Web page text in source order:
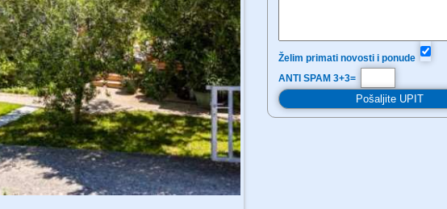
Želim primati novosti i ponude
ANTI SPAM 3+3=